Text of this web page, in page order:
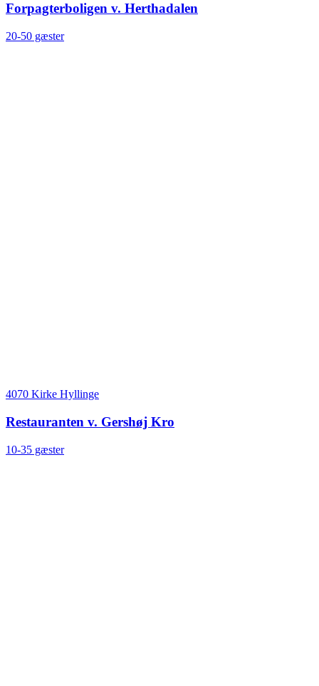
Forpagterboligen v. Herthadalen
20-50 gæster
4070 Kirke Hyllinge
Restauranten v. Gershøj Kro
10-35 gæster